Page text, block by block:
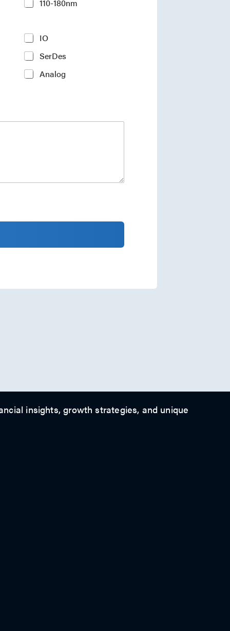
insights, growth strategies, and unique
110-180nm
IO
SerDes
Analog